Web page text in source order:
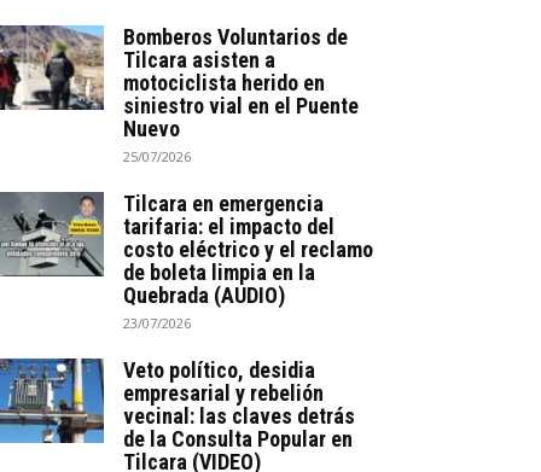
Bomberos Voluntarios de
Tilcara asisten a
motociclista herido en
siniestro vial en el Puente
Nuevo
25/07/2026
Tilcara en emergencia
tarifaria: el impacto del
costo eléctrico y el reclamo
de boleta limpia en la
Quebrada (AUDIO)
23/07/2026
Veto político, desidia
empresarial y rebelión
vecinal: las claves detrás
de la Consulta Popular en
Tilcara (VIDEO)